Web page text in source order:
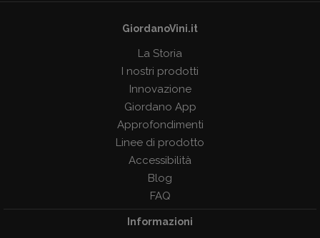
GiordanoVini.it
La Storia
I nostri prodotti
Innovazione
Giordano App
Approfondimenti
Linee di prodotto
Accessibilità
Blog
FAQ
Informazioni